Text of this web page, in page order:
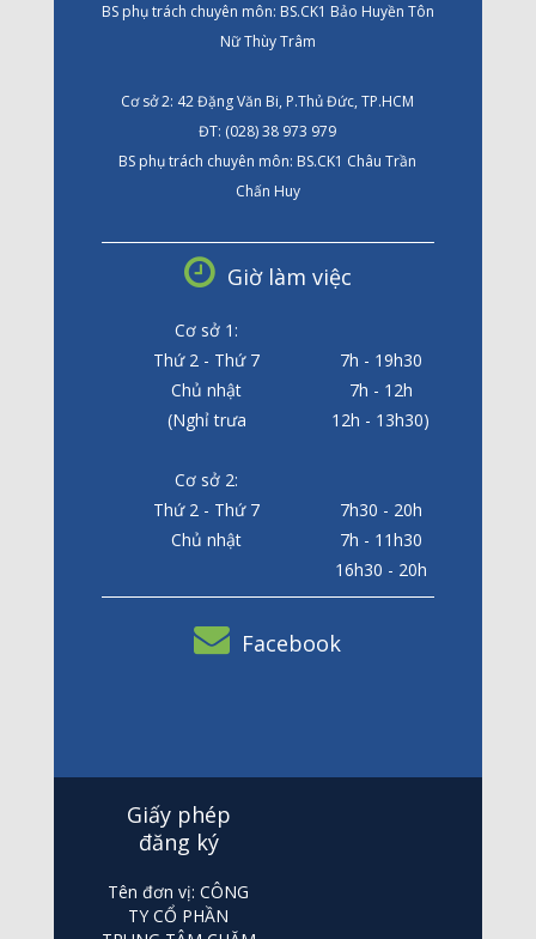
BS phụ trách chuyên môn: BS.CK1 Bảo Huyền Tôn
Nữ Thùy Trâm
Cơ sở 2: 42 Đặng Văn Bi, P.Thủ Đức, TP.HCM
ĐT: (028) 38 973 979
BS phụ trách chuyên môn: BS.CK1 Châu Trần
Chấn Huy
Giờ làm việc
Cơ sở 1:
Thứ 2 - Thứ 7
7h - 19h30
Chủ nhật
7h - 12h
(Nghỉ trưa
12h - 13h30)
Cơ sở 2:
Thứ 2 - Thứ 7
7h30 - 20h
Chủ nhật
7h - 11h30
16h30 - 20h
Facebook
Giấy phép
đăng ký
Tên đơn vị: CÔNG
TY CỔ PHẦN